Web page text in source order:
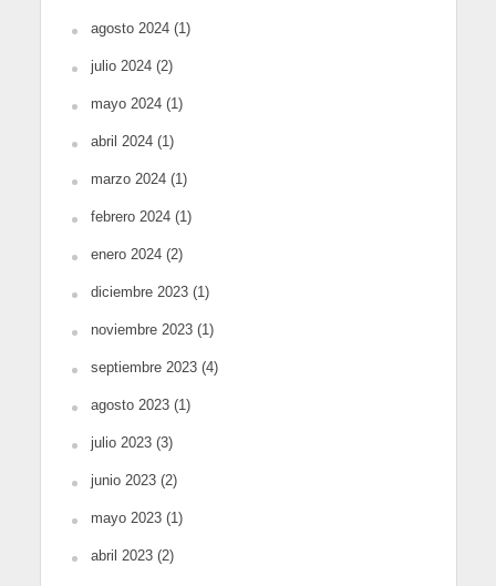
agosto 2024(1)
julio 2024(2)
mayo 2024(1)
abril 2024(1)
marzo 2024(1)
febrero 2024(1)
enero 2024(2)
diciembre 2023(1)
noviembre 2023(1)
septiembre 2023(4)
agosto 2023(1)
julio 2023(3)
junio 2023(2)
mayo 2023(1)
abril 2023(2)